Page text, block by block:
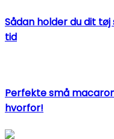
Sådan holder du dit
tid
Perfekte små
hvorfor!